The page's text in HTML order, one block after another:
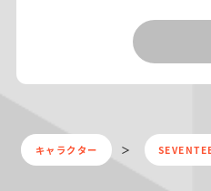
キャラクター